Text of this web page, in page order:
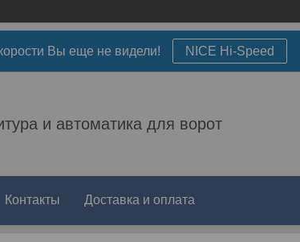
Вы еще не видели! NICE Hi-Speed
и автоматика для ворот
Контакты Доставка и оплата